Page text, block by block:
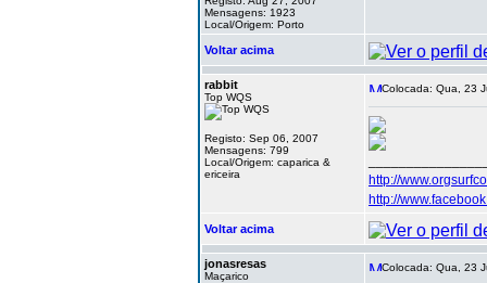
Mensagens: 1923
Local/Origem: Porto
Voltar acima
rabbit
Top WQS
Registo: Sep 06, 2007
Mensagens: 799
Local/Origem: caparica &
ericeira
Colocada: Qua, 23
http://
http://
Voltar acima
jonasresas
Maçarico
Colocada: Qua, 23